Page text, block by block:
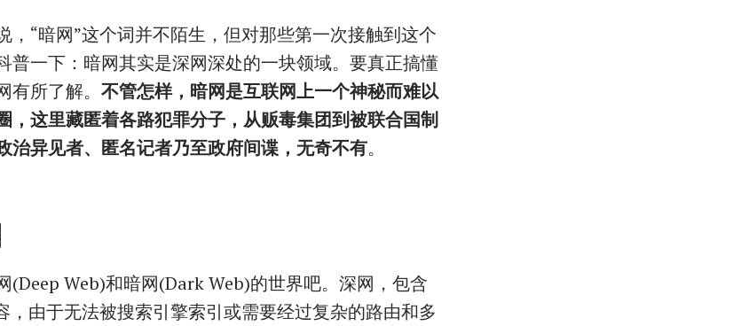
，“暗网”这个词并不陌生，但对那些第一次接触到这个
普一下：暗网其实是深网深处的一块领域。要真正搞懂
所了解。 不管怎样，暗网是互联网上一个神秘而难以
，这里藏匿着各路犯罪分子，从贩毒集团到被联合国制
治异见者、匿名记者乃至政府间谍，无奇不有。
(Deep Web)和暗网(Dark Web)的世界吧。深网，包含
，由于无法被搜索引擎索引或需要经过复杂的路由和多